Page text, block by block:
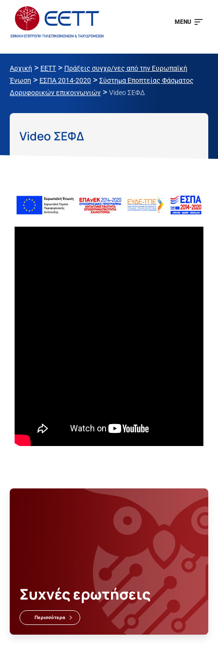
MENU
Αρχική > EETT > Πράξεις συγχρ/νες από την Ευρωπαϊκή
Ένωση > ΕΣΠΑ 2014-2020 > Σύστημα Εποπτείας Φάσματος
Δορυφορικών επικοινωνιών > Video ΣΕΦΔ
Video ΣΕΦΔ
Συχνές ερωτήσεις
Περισσότερα